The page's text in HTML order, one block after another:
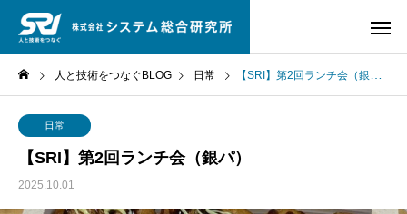
人と技術をつなぐBLOG 日常 【SRI】第2回ランチ会（銀パ）
日常
【SRI】第2回ランチ会（銀パ）
2025.10.01